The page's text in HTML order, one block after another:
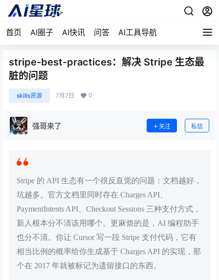
首页 AI圈子 AI快讯 问答 AI工具导航
stripe-best-practices：解决 Stripe 生态最
脏的问题
skills资源 7月7日 0
强哥来了 关注 私信
Stripe 的 API 生态有一个很反直觉的问题：文档越好，
坑越多。官方文档里同时存在 Charges API、
PaymentIntents API、Checkout Sessions 三种支付方式，
新人根本分不清该用哪个。更麻烦的是，AI 编程助手
也分不清。你让 Cursor 写一段 Stripe 支付代码，它有
相当比例的概率给你生成基于 Charges API 的实现，那
个在 2017 年就被标记为遗留接口的东西。